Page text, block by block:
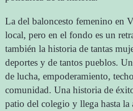
La del baloncesto femenino en
local, pero en el fondo es un
también la historia de tantas
deportes y de tantos pueblos.
de lucha, empoderamiento,
comunidad. Una historia de
patio del colegio y llega hasta la